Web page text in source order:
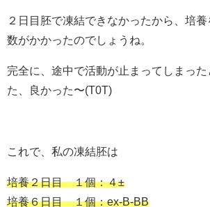
２日目胚で凍結できなかったから、培養
数がかかったのでしょうね。
完全に、途中で活動が止まってしまった
た、良かった〜(T0T)
これで、私の凍結胚は
培養２日目 １個：４±
培養６日目 １個：ex-B-BB